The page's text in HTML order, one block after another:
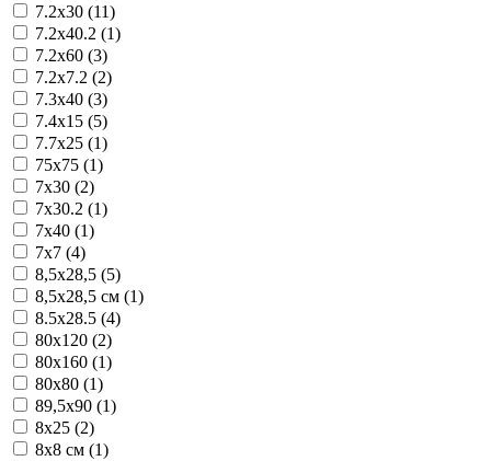
7.2x30 (11)
7.2x40.2 (1)
7.2x60 (3)
7.2x7.2 (2)
7.3x40 (3)
7.4x15 (5)
7.7x25 (1)
75x75 (1)
7x30 (2)
7x30.2 (1)
7x40 (1)
7x7 (4)
8,5x28,5 (5)
8,5x28,5 см (1)
8.5x28.5 (4)
80x120 (2)
80x160 (1)
80x80 (1)
89,5x90 (1)
8x25 (2)
8x8 см (1)